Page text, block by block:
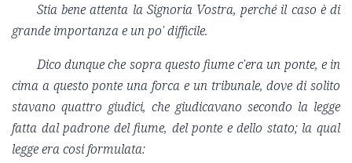
Stia bene attenta la Signoria Vostra, perché il caso è di
grande importanza e un po' difficile.
Dico dunque che sopra questo fiume c'era un ponte, e in
cima a questo ponte una forca e un tribunale, dove di solito
stavano quattro giudici, che giudicavano secondo la legge
fatta dal padrone del fiume, del ponte e dello stato; la qual
legge era cosi formulata: